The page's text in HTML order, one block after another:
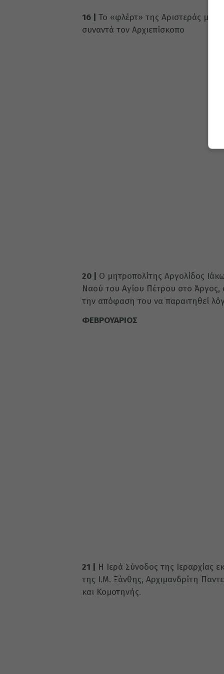
16 | Το «φλέρτ» της Αριστεράς με
συναντά τον Αρχιεπίσκοπο
20 | Ο μητροπολίτης Αργολίδος
Ναού του Αγίου Πέτρου στο Άργος,
την απόφαση του να παραιτηθεί
ΦΕΒΡΟΥΑΡΙΟΣ
21 | Η Ιερά Σύνοδος της Ιεραρχίας
της Ι.Μ. Ξάνθης, Αρχιμανδρίτη
και Κομοτηνής.